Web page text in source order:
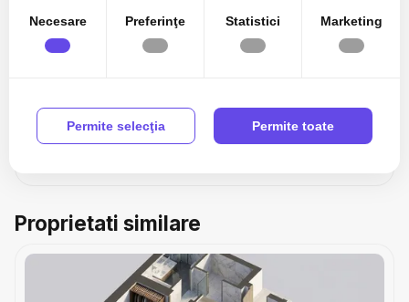
Sunt de acord cu prelucrarea datelor conform
politicii
de confidentialitate
Proprietati similare
Necesare Preferinţe Statistici Marketing
Permite selecţia Permite toate